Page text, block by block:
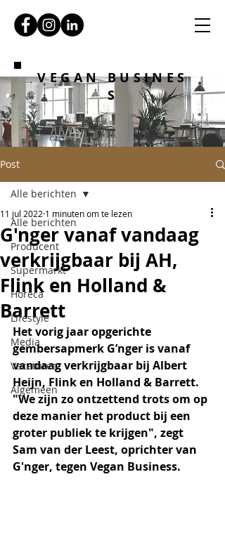
VEGAN BUSINES
S
Post
Alle berichten
Producent
Supermarkt
Horeca
Lifestyle
Media
Vacatures
Algemeen
Alle berichten
G'nger vanaf vandaag
verkrijgbaar bij AH,
Flink en Holland &
Barrett
11 jul 2022 1 minuten om te lezen
Het vorig jaar opgerichte
gembersapmerk G’nger is vanaf
vandaag verkrijgbaar bij Albert
Heijn, Flink en Holland & Barrett.
"We zijn zo ontzettend trots om op
deze manier het product bij een
groter publiek te krijgen", zegt
Sam van der Leest, oprichter van
G'nger, tegen Vegan Business.